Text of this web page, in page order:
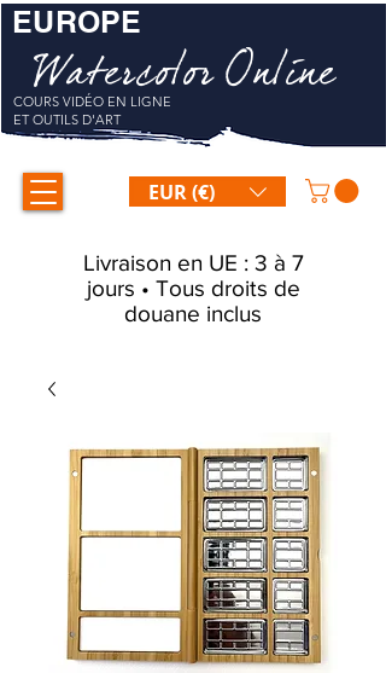
Watercolor Online
COURS VIDÉO EN LIGNE
ET OUTILS D'ART
EUR (€)
EUROPE
Livraison en UE : 3 à 7
jours • Tous droits de
douane inclus